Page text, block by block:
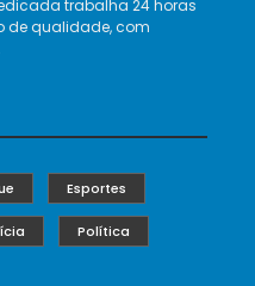
trabalha 24 horas
de qualidade, com
Esportes
Política